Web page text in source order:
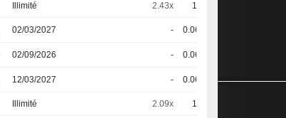
Illimité 2.43x 10
02/03/2027 - 0.069
02/09/2026 - 0.069
12/03/2027 - 0.067 104.4 / 105.15
Illimité 2.09x 10